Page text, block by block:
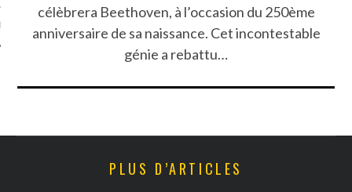
célèbrera Beethoven, à l’occasion du 250ème
anniversaire de sa naissance. Cet incontestable
génie a rebattu…
PLUS D’ARTICLES